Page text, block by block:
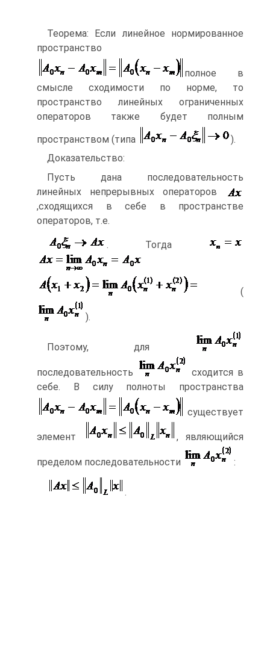
Теорема: Если линейное нормированное
пространство
полное в
смысле сходимости по норме, то
пространство линейных ограниченных
операторов также будет полным
пространством (типа
).
Доказательство:
Пусть дана последовательность
линейных непрерывных операторов
,сходящихся в себе в пространстве
операторов, т.е.
. Тогда
(
).
Поэтому, для
последовательность
сходится в
себе. В силу полноты пространства
существует
элемент , являющийся
пределом последовательности :
.